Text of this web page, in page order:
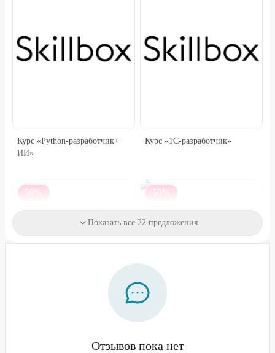
Курс «Python-разработчик+
ИИ»
Курс «1C-разработчик»
50 % 50 %
Практический курс
Показать все 22 предложения
Отзывов пока нет